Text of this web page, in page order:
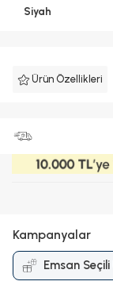
Siyah
Ürün Özellikleri
Kampanyalar
Emsan